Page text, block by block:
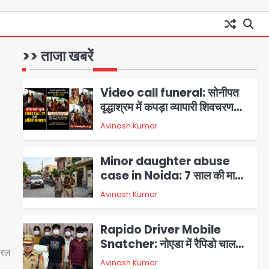
>> ताजा खबरें
1
‘Protesting is not anti-
national: मोहन भागवत ने Gen Z
ईमानदार पीढ़ी है, तार्किक जवाब चाहती
2
Video call funeral: सोनीपत
वृद्धाश्रम में कपड़ा व्यापारी शिवचरण
रामरत्न गुप्ता की मौत: तीनों बेटियों ने
वीडियो कॉल पर देखा अंतिम संस्कार,
पहुंचीं
Avinash Kumar
3
Minor daughter abuse
case in Noida: 7 साल की मासूम
बेटी के साथ अश्लील हरकत करने वाले
पिता को मां ने रंगेहाथ पकड़ा, पुलिस ने
Avinash Kumar
Rapido Driver Mobile
Snatcher: नोएडा में रैपिडो चालक
निकला मोबाइल स्नैचर गैंग का
Avinash Kumar